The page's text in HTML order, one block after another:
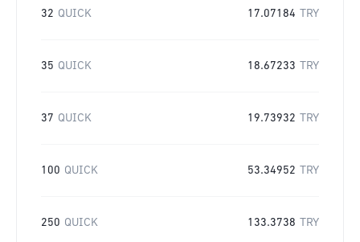
32 QUICK 17.07184 TRY
35 QUICK 18.67233 TRY
37 QUICK 19.73932 TRY
100 QUICK 53.34952 TRY
250 QUICK 133.3738 TRY